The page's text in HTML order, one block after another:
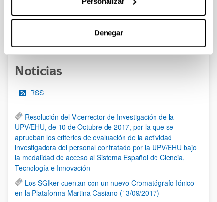
Denegar
al 30/07/2026 (ambos incluídos)
PáginaPáginaPágina
3 ...Páginas intermedias Use TAB
Noticias
RSS
Resolución del Vicerrector de Investigación de la
UPV/EHU, de 10 de Octubre de 2017, por la que se
aprueban los criterios de evaluación de la actividad
investigadora del personal contratado por la UPV/EHU bajo
la modalidad de acceso al Sistema Español de Ciencia,
Tecnología e Innovación
Los SGIker cuentan con un nuevo Cromatógrafo Iónico
en la Plataforma Martina Casiano (13/09/2017)